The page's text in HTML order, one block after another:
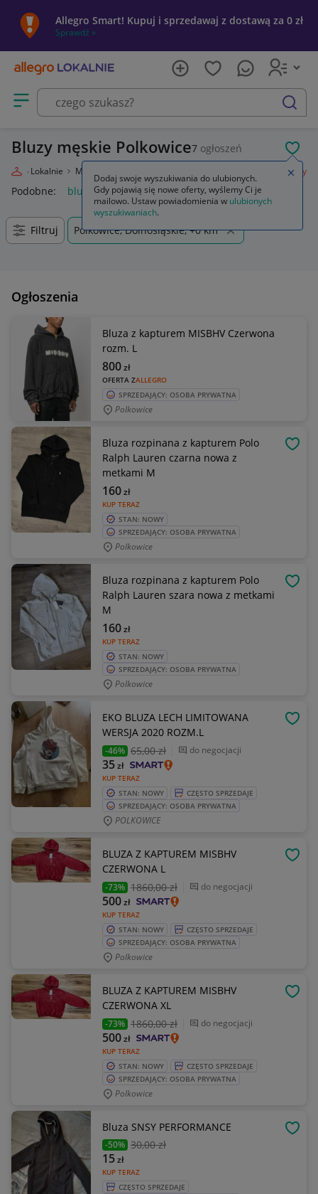
Allegro Smart! Kupuj i sprzedawaj z dostawą za 0 zł
Sprawdź »
Otwórz menu z kategoriami
szukaj
Bluzy męskie Polkowice7 ogłoszeń
Allegro Lokalnie Moda Bluzy
Podobne: bluza bluza nike bluzy męskie bluza dla par
Filtruj Polkowice, Dolnośląskie, +0 km
Ogłoszenia
Bluza z kapturem MISBHV Czerwona
rozm. L
OFERTA ZALLEGRO
800zł
SPRZEDAJĄCY: OSOBA PRYWATNA
Polkowice
Bluza rozpinana z kapturem Polo
Ralph Lauren czarna nowa z
metkami M
KUP TERAZ
160zł
STAN: NOWY
SPRZEDAJĄCY: OSOBA PRYWATNA
Polkowice
Bluza rozpinana z kapturem Polo
Ralph Lauren szara nowa z metkami
M
KUP TERAZ
160zł
STAN: NOWY
SPRZEDAJĄCY: OSOBA PRYWATNA
Polkowice
EKO BLUZA LECH LIMITOWANA
WERSJA 2020 ROZM.L
-46% 65,00 zł do negocjacji
KUP TERAZ
35zł
STAN: NOWY
CZĘSTO SPRZEDAJE
SPRZEDAJĄCY: OSOBA PRYWATNA
POLKOWICE
BLUZA Z KAPTUREM MISBHV
CZERWONA L
-73% 1860,00 zł do negocjacji
KUP TERAZ
500zł
STAN: NOWY
CZĘSTO SPRZEDAJE
SPRZEDAJĄCY: OSOBA PRYWATNA
Polkowice
BLUZA Z KAPTUREM MISBHV
CZERWONA XL
-73% 1860,00 zł do negocjacji
KUP TERAZ
500zł
STAN: NOWY
CZĘSTO SPRZEDAJE
SPRZEDAJĄCY: OSOBA PRYWATNA
Polkowice
Bluza SNSY PERFORMANCE
-50% 30,00 zł
KUP TERAZ
15zł
CZĘSTO SPRZEDAJE
Dodaj swoje wyszukiwania do ulubionych.
Gdy pojawią się nowe oferty, wyślemy Ci je
mailowo. Ustaw powiadomienia w ulubionych
wyszukiwaniach.